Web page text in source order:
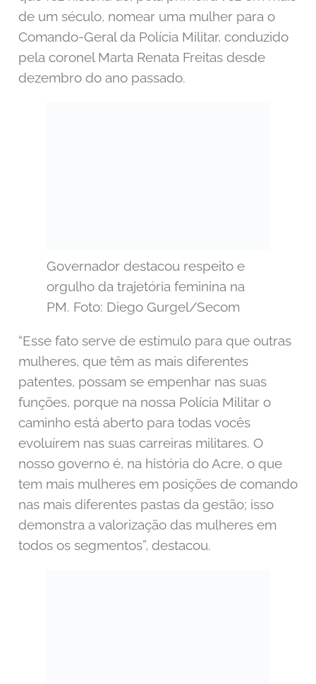
de um século, nomear uma mulher para o
Comando-Geral da Polícia Militar, conduzido
pela coronel Marta Renata Freitas desde
dezembro do ano passado.
Governador destacou respeito e
orgulho da trajetória feminina na
PM. Foto: Diego Gurgel/Secom
“Esse fato serve de estímulo para que outras
mulheres, que têm as mais diferentes
patentes, possam se empenhar nas suas
funções, porque na nossa Polícia Militar o
caminho está aberto para todas vocês
evoluírem nas suas carreiras militares. O
nosso governo é, na história do Acre, o que
tem mais mulheres em posições de comando
nas mais diferentes pastas da gestão; isso
demonstra a valorização das mulheres em
todos os segmentos”, destacou.